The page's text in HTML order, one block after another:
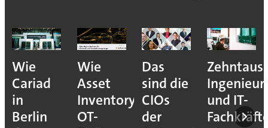
Wie
Cariad
in
Berlin
Wie
Asset
Inventory
OT-
Das
sind die
CIOs
der
und IT-